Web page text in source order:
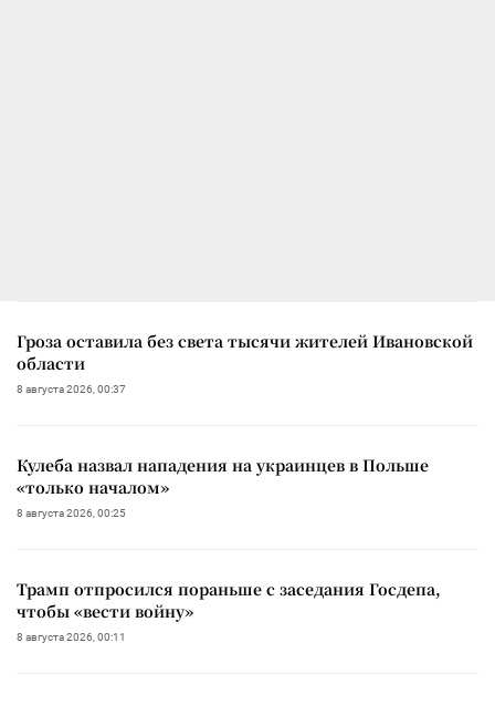
Гроза оставила без света тысячи жителей Ивановской
области
8 августа 2026, 00:37
Кулеба назвал нападения на украинцев в Польше
«только началом»
8 августа 2026, 00:25
Трамп отпросился пораньше с заседания Госдепа,
чтобы «вести войну»
8 августа 2026, 00:11